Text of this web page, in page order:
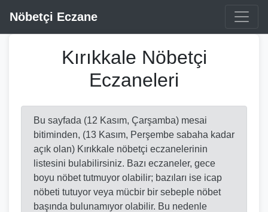
Nöbetçi Eczane
Kırıkkale Nöbetçi
Eczaneleri
Bu sayfada (12 Kasım, Çarşamba) mesai
bitiminden, (13 Kasım, Perşembe sabaha kadar
açık olan) Kırıkkale nöbetçi eczanelerinin
listesini bulabilirsiniz. Bazı eczaneler, gece
boyu nöbet tutmuyor olabilir; bazıları ise icap
nöbeti tutuyor veya mücbir bir sebeple nöbet
başında bulunamıyor olabilir. Bu nedenle